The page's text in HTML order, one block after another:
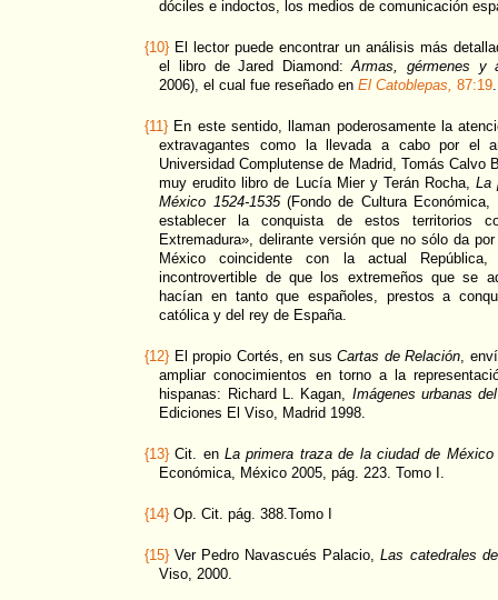
dóciles e indoctos, los medios de comunicación
{10} El lector puede encontrar un análisis más
el libro de Jared Diamond:Armas, gérmenes y
2006), el cual fue reseñado enEl Catoblepas, 87:19.
{11} En este sentido, llaman poderosamente la
extravagantes como la llevada a cabo por el
Universidad Complutense de Madrid, Tomás Calvo
muy erudito libro de Lucía Mier y Terán Rocha, La
México 1524-1535(Fondo de Cultura Económica,
establecer la conquista de estos territorios
Extremadura», delirante versión que no sólo da
México coincidente con la actual
incontrovertible de que los extremeños que se
hacían en tanto que españoles, prestos a
católica y del rey de España.
{12} El propio Cortés, en susCartas de Relación,
ampliar conocimientos en torno a la
hispanas: Richard L. Kagan, Imágenes urbanas
Ediciones El Viso, Madrid 1998.
{13} Cit. enLa primera traza de la ciudad de México
Económica, México 2005, pág. 223. Tomo I.
{14} Op. Cit. pág. 388.Tomo I
{15} Ver Pedro Navascués Palacio,Las catedrales
Viso, 2000.